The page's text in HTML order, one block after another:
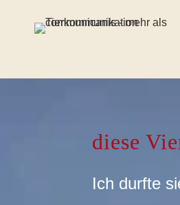
diese
Ich durfte